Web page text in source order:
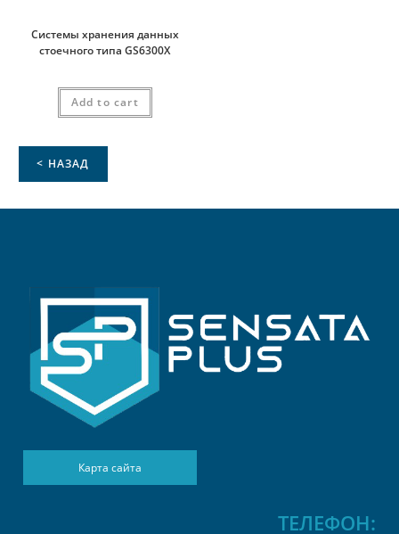
Системы хранения данных
стоечного типа GS6300X
Add to cart
Карта сайта
ТЕЛЕФОН: